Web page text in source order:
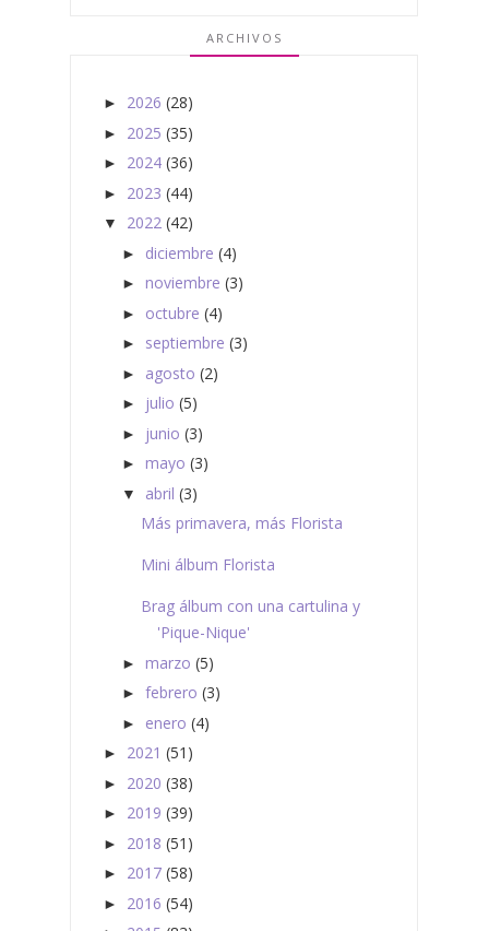
ARCHIVOS
► 2026 (28)
► 2025 (35)
► 2024 (36)
► 2023 (44)
▼ 2022 (42)
► diciembre (4)
► noviembre (3)
► octubre (4)
► septiembre (3)
► agosto (2)
► julio (5)
► junio (3)
► mayo (3)
▼ abril (3)
Más primavera, más Florista
Mini álbum Florista
Brag álbum con una cartulina y
'Pique-Nique'
► marzo (5)
► febrero (3)
► enero (4)
► 2021 (51)
► 2020 (38)
► 2019 (39)
► 2018 (51)
► 2017 (58)
► 2016 (54)